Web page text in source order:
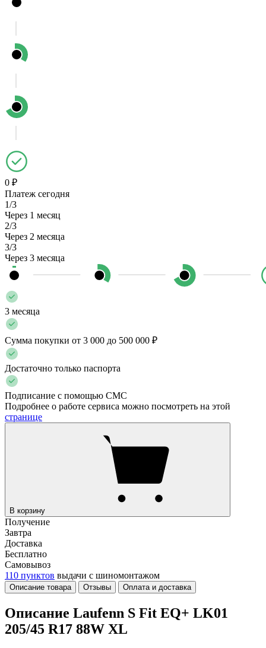
0 ₽
Платеж сегодня
1/3
Через 1 месяц
2/3
Через 2 месяца
3/3
Через 3 месяца
3 месяца
Сумма покупки от 3 000 до 500 000 ₽
Достаточно только паспорта
Подписание с помощью СМС
Подробнее о работе сервиса можно посмотреть на этой
странице
В корзину
Получение
Завтра
Доставка
Бесплатно
Самовывоз
110 пунктов выдачи с шиномонтажом
Описание товара Отзывы Оплата и доставка
Описание Laufenn S Fit EQ+ LK01
205/45 R17 88W XL